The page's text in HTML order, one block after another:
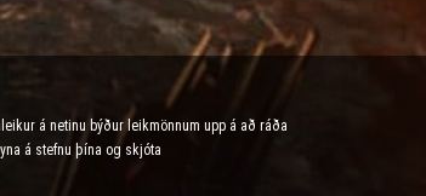
á netinu býður leikmönnum upp á að ráða
á stefnu þína og skjóta